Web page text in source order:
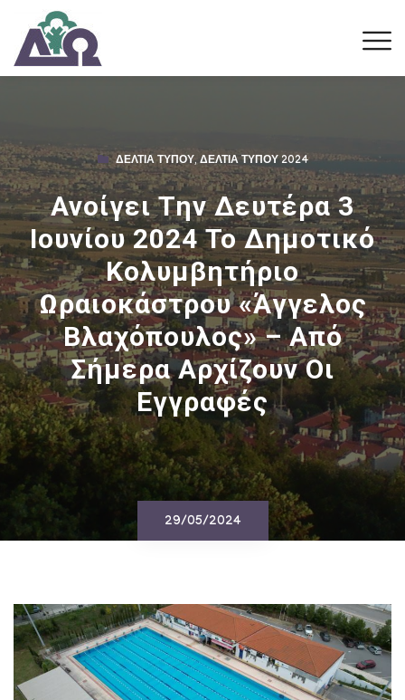
ΔΕΛΤΊΑ ΤΎΠΟΥ,ΔΕΛΤΊΑ ΤΎΠΟΥ 2024
Ανοίγει Την Δευτέρα 3
Ιουνίου 2024 Το Δημοτικό
Κολυμβητήριο
Ωραιοκάστρου «Άγγελος
Βλαχόπουλος» – Από
Σήμερα Αρχίζουν Οι
Εγγραφές
29/05/2024